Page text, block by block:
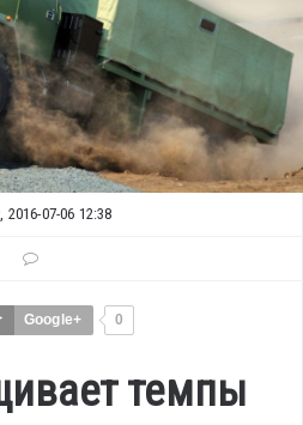
2016-07-06 12:38
Google+ 0
темпы